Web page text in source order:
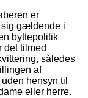
er
gældende i
byttepolitik
det tilmed
således
af
hensyn til
eller herre.